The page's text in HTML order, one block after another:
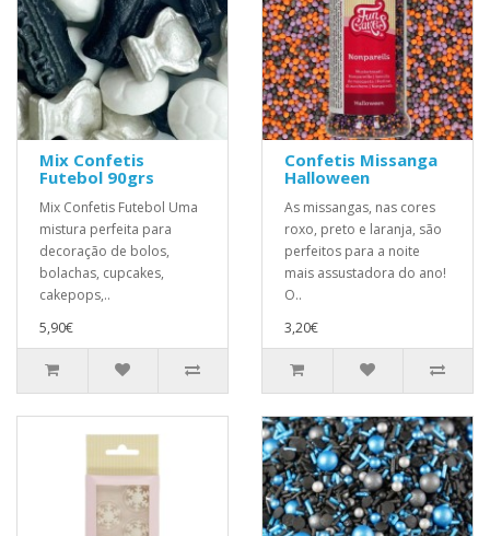
Mix Confetis
Futebol 90grs
Mix Confetis Futebol Uma
mistura perfeita para
decoração de bolos,
bolachas, cupcakes,
cakepops,..
5,90€
Confetis Missanga
Halloween
As missangas, nas cores
roxo, preto e laranja, são
perfeitos para a noite
mais assustadora do ano!
O..
3,20€